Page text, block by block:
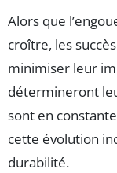
Alors que
croître, les
minimiser leur
détermineront
sont en
cette évolution
durabilité.